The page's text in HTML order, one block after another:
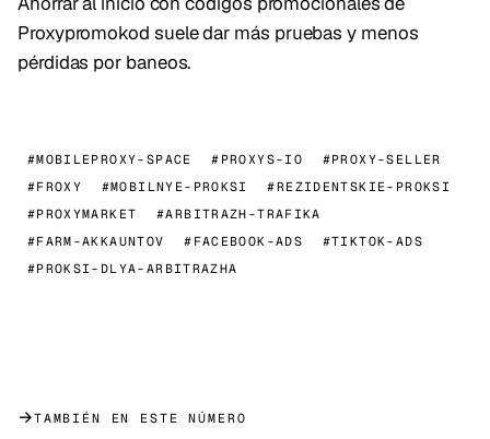
Proxypromokod suele dar más pruebas y menos
pérdidas por baneos.
#MOBILEPROXY-SPACE #PROXYS-IO
#PROXY-SELLER
#FROXY
#MOBILNYE-PROKSI
#REZIDENTSKIE-PROKSI
#PROXYMARKET
#ARBITRAZH-TRAFIKA
#FARM-AKKAUNTOV
#FACEBOOK-ADS
#TIKTOK-ADS
#PROKSI-DLYA-ARBITRAZHA
→TAMBIÉN EN ESTE NÚMERO